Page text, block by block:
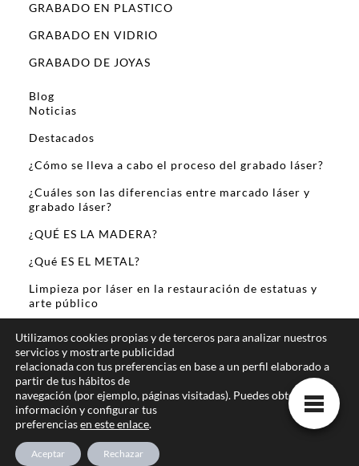
GRABADO EN PLASTICO
GRABADO EN VIDRIO
GRABADO DE JOYAS
Blog
Noticias
Destacados
¿Cómo se lleva a cabo el proceso del grabado láser?
¿Cuáles son las diferencias entre marcado láser y
grabado láser?
¿QUÉ ES LA MADERA?
¿Qué ES EL METAL?
Limpieza por láser en la restauración de estatuas y
arte público
Sobre Mi
Te ofrecemos la mejor informacion online
Utilizamos cookies propias y de terceros para analizar nuestros
servicios y mostrarte publicidad
relacionada con tus preferencias en base a un perfil elaborado a
partir de tus hábitos de
navegación (por ejemplo, páginas visitadas). Puedes obtener más
información y configurar tus
preferenciasen este enlace.
Aceptar Rechazar